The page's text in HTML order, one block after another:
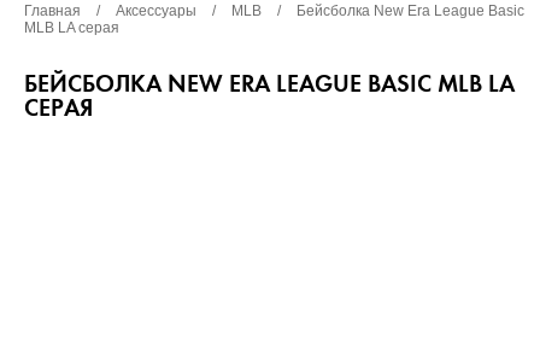
Главная / Аксессуары / MLB /
Бейсболка New Era League Basic
MLB LA серая
БЕЙСБОЛКА NEW ERA LEAGUE BASIC MLB LA
СЕРАЯ